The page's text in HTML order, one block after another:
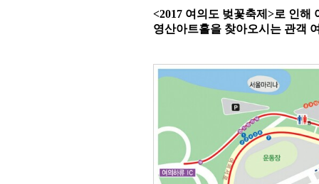
<2017 여의도 벚꽃축제>로 인해
영산아트홀을 찾아오시는 관객